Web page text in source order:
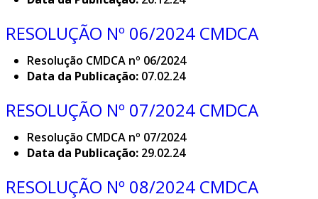
RESOLUÇÃO Nº 06/2024 CMDCA
Resolução CMDCA nº 06/2024
Data da Publicação: 07.02.24
RESOLUÇÃO Nº 07/2024 CMDCA
Resolução CMDCA nº 07/2024
Data da Publicação: 29.02.24
RESOLUÇÃO Nº 08/2024 CMDCA